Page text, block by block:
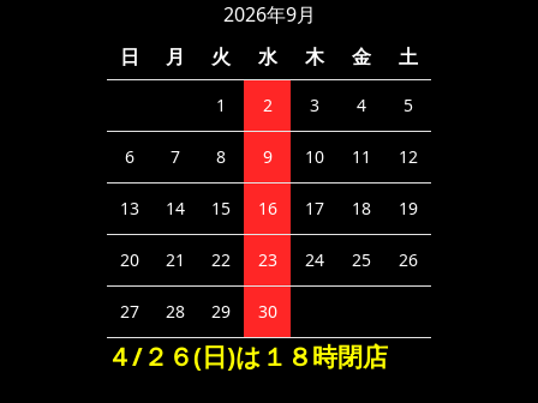
2026年9月
日
月 火 水 木 金 土
1 2 3 4 5
6 7 8 9 10 11 12
13 14 15 16 17 18 19
20 21 22 23 24 25 26
27 28 29 30
４/２６(日)は１８時閉店